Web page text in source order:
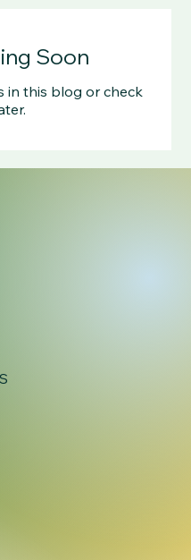
Soon
in this blog or check